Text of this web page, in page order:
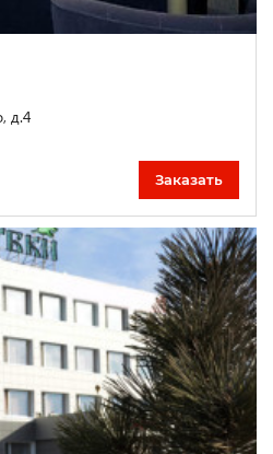
д.4
Заказать